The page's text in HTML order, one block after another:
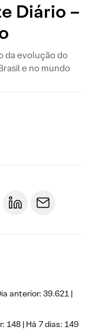
Diário –
da evolução do
e no mundo
anterior: 39.621 |
148 | Há 7 dias: 149